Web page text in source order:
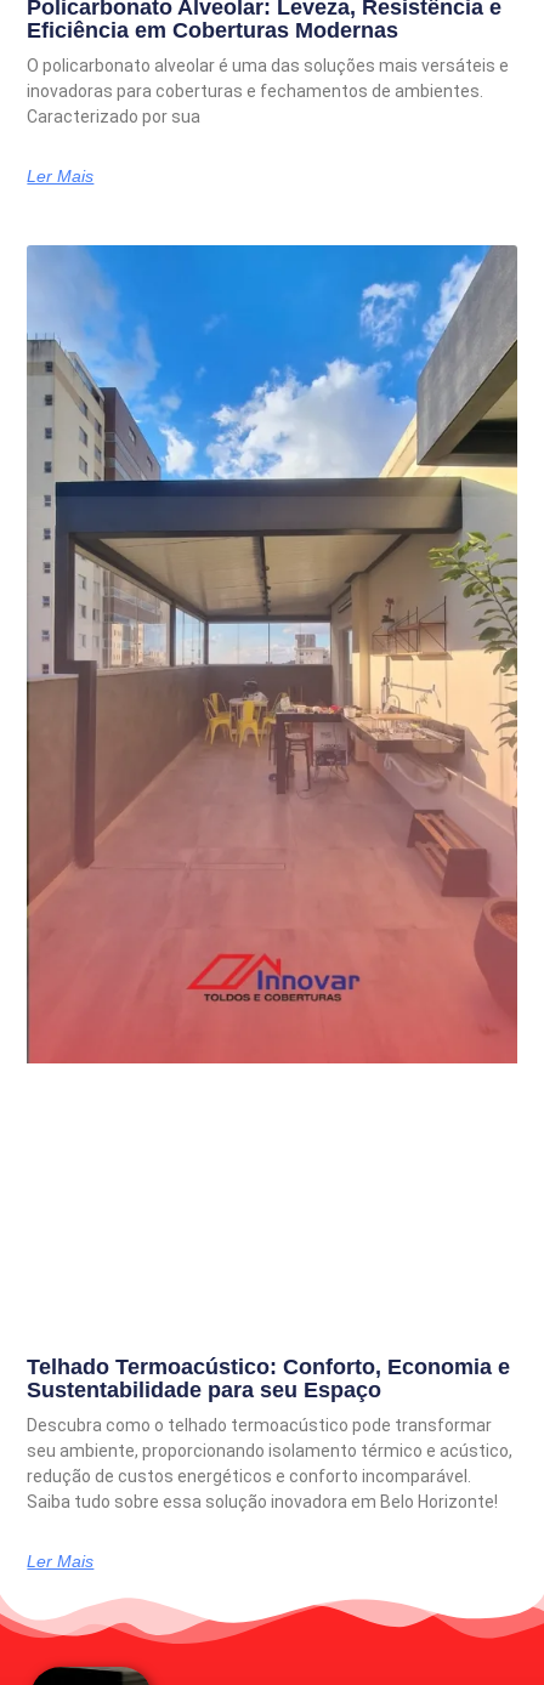
Policarbonato Alveolar: Leveza, Resistência e
Eficiência em Coberturas Modernas
O policarbonato alveolar é uma das soluções mais versáteis e
inovadoras para coberturas e fechamentos de ambientes.
Caracterizado por sua
Ler Mais
Telhado Termoacústico: Conforto, Economia e
Sustentabilidade para seu Espaço
Descubra como o telhado termoacústico pode transformar
seu ambiente, proporcionando isolamento térmico e acústico,
redução de custos energéticos e conforto incomparável.
Saiba tudo sobre essa solução inovadora em Belo Horizonte!
Ler Mais